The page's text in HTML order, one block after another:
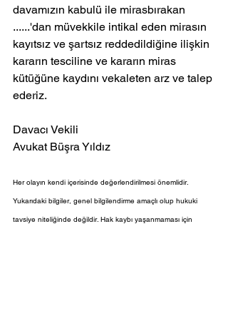
davamızın kabulü ile mirasbırakan
......'dan müvekkile intikal eden mirasın
kayıtsız ve şartsız reddedildiğine ilişkin
kararın tesciline ve kararın miras
kütüğüne kaydını vekaleten arz ve talep
ederiz.
Davacı Vekili
Avukat Büşra Yıldız
Her olayın kendi içerisinde değerlendirilmesi önemlidir.
Yukarıdaki bilgiler, genel bilgilendirme amaçlı olup hukuki
tavsiye niteliğinde değildir. Hak kaybı yaşanmaması için